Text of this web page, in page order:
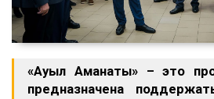
«Ауыл Аманаты» – это
предназначена